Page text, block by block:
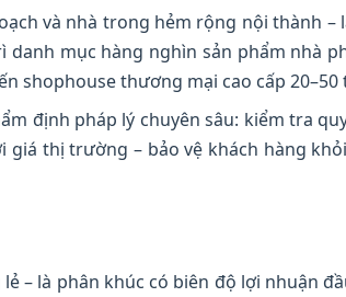
và nhà trong hẻm rộng nội thành –
mục hàng nghìn sản phẩm nhà
shophouse thương mại cao cấp 20–50
định pháp lý chuyên sâu: kiểm tra
thị trường – bảo vệ khách hàng
– là phân khúc có biên độ lợi nhuận